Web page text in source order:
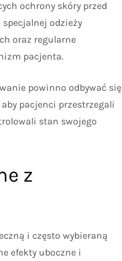
ochrony skóry przed
odzieży
oraz regularne
pacjenta.
powinno odbywać się
pacjenci przestrzegali
stan swojego
z
i często wybieraną
efekty uboczne i